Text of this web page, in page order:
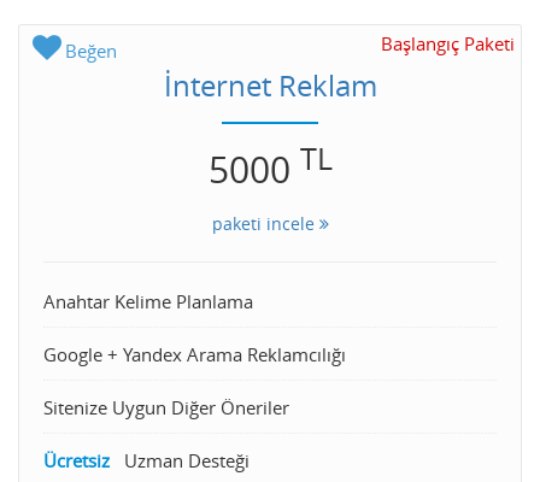
Beğen Başlangıç Paketi
İnternet Reklam
5000 TL
paketi incele
Anahtar Kelime Planlama
Google + Yandex Arama Reklamcılığı
Sitenize Uygun Diğer Öneriler
Ücretsiz Uzman Desteği